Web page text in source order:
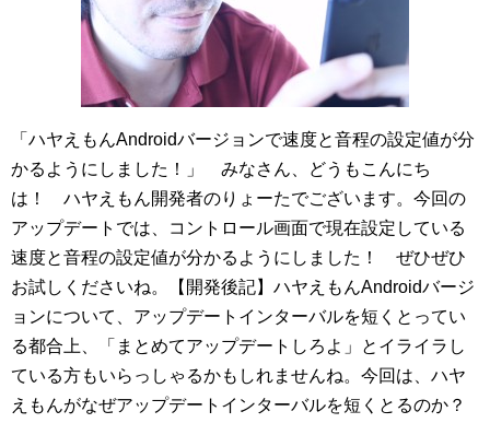
「ハヤえもんAndroidバージョンで速度と音程の設定値が分
かるようにしました！」 みなさん、どうもこんにち
は！ ハヤえもん開発者のりょーたでございます。今回の
アップデートでは、コントロール画面で現在設定している
速度と音程の設定値が分かるようにしました！ ぜひぜひ
お試しくださいね。【開発後記】ハヤえもんAndroidバージ
ョンについて、アップデートインターバルを短くとってい
る都合上、「まとめてアップデートしろよ」とイライラし
ている方もいらっしゃるかもしれませんね。今回は、ハヤ
えもんがなぜアップデートインターバルを短くとるのか？